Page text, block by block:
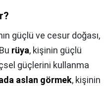
güçlü ve cesur doğası,
rüya, kişinin güçlü
güçlerini kullanma
aslan görmek, kişinin